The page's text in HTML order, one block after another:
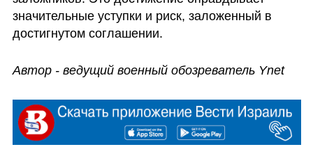
значительные уступки и риск, заложенный в
достигнутом соглашении.
Автор - ведущий военный обозреватель Ynet